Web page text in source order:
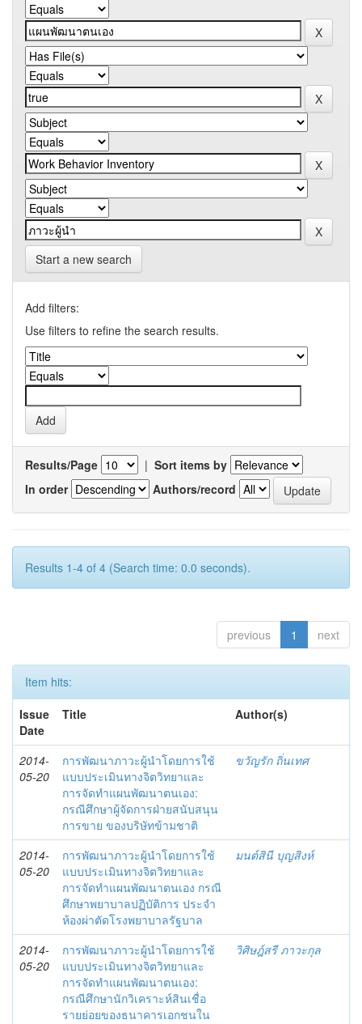
Start a new search
Add filters:
Use filters to refine the search results.
Results/Page | Sort items by
In order
Authors/record
Results 1-4 of 4 (Search time: 0.0 seconds).
previous 1 next
Item hits:
Issue
Date
Title Author(s)
2014-
05-20
การพัฒนาภาวะผู้นำโดยการใช้
แบบประเมินทางจิตวิทยาและ
การจัดทำแผนพัฒนาตนเอง:
กรณีศึกษาผู้จัดการฝ่ายสนับสนุน
การขาย ของบริษัทข้ามชาติ
ขวัญรัก ถิ่นเทศ
2014-
05-20
การพัฒนาภาวะผู้นำโดยการใช้
แบบประเมินทางจิตวิทยาและ
การจัดทำแผนพัฒนาตนเอง กรณี
ศึกษาพยาบาลปฏิบัติการ ประจำ
ห้องผ่าตัดโรงพยาบาลรัฐบาล
มนต์สินี บุญสิงห์
2014-
05-20
การพัฒนาภาวะผู้นำโดยการใช้
แบบประเมินทางจิตวิทยาและ
การจัดทำแผนพัฒนาตนเอง:
กรณีศึกษานักวิเคราะห์สินเชื่อ
รายย่อยของธนาคารเอกชนใน
วิศิษฎ์สรี ภาวะกุล